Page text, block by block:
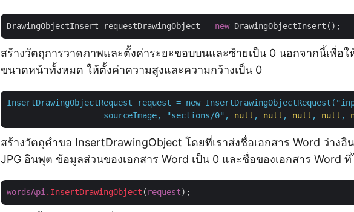
DrawingObjectInsert requestDrawingObject = new
สร้างวัตถุการวาดภาพและตั้งค่าระยะขอบบนและซ้ายเป็น 0 นอกจากนี้เพื่อใ
ขนาดหน้าทั้งหมด ให้ตั้งค่าความสูงและความกว้างเป็น 0
InsertDrawingObjectRequest request = new
sourceImage,
"sections/0" , null , null , null , null ,
สร้างวัตถุคำขอ InsertDrawingObject โดยที่เราส่งชื่อเอกสาร Word ว่าง
JPG อินพุต ข้อมูลส่วนของเอกสาร Word เป็น 0 และชื่อของเอกสาร Word
wordsApi .InsertDrawingObject ( request